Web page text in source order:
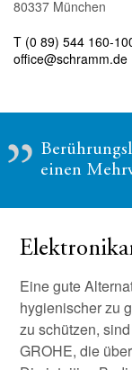
80337 München
T (0 89) 544 160-
office@schramm.de
einen
Eine gute
hygienischer zu
zu schützen,
GROHE, die